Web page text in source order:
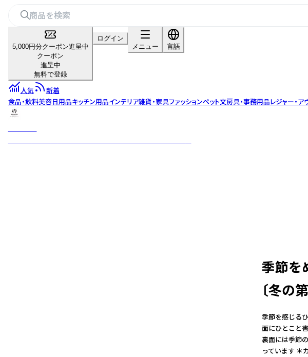
5,000円分クーポン進呈中
クーポン
進呈中
無料で登録
ログイン
メニュー
言語
人気
新着
食品・飲料美容日用品キッチン用品インテリア雑貨・家具ファッションペット文房具・事務用品レジャー・ア
季節を
〔冬の
季節を感じる
面にひとこと
裏面には季節
っています ＊